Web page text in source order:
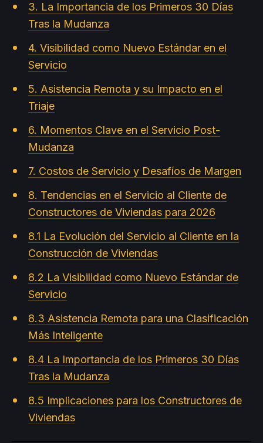
3. La Importancia de los Primeros 30 Días
Tras la Mudanza
4. Visibilidad como Nuevo Estándar en el
Servicio
5. Asistencia Remota y su Impacto en el
Triaje
6. Momentos Clave en el Servicio Post-
Mudanza
7. Costos de Servicio y Desafíos de Margen
8. Tendencias en el Servicio al Cliente de
Constructores de Viviendas para 2026
8.1 La Evolución del Servicio al Cliente en la
Construcción de Viviendas
8.2 La Visibilidad como Nuevo Estándar de
Servicio
8.3 Asistencia Remota para una Clasificación
Más Inteligente
8.4 La Importancia de los Primeros 30 Días
Tras la Mudanza
8.5 Implicaciones para los Constructores de
Viviendas